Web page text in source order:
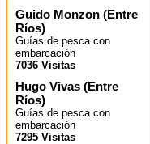
Guido Monzon (Entre
Ríos)
Guías de pesca con
embarcación
7036 Visitas
Hugo Vivas (Entre
Ríos)
Guías de pesca con
embarcación
7295 Visitas